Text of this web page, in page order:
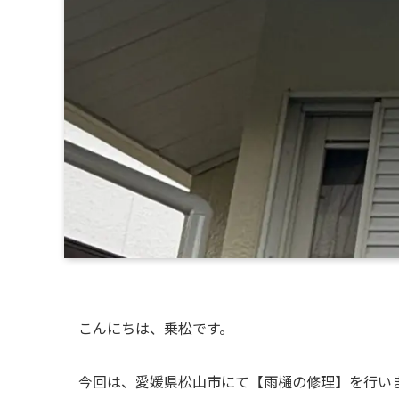
こんにちは、乗松です。
今回は、愛媛県松山市にて【雨樋の修理】を行い